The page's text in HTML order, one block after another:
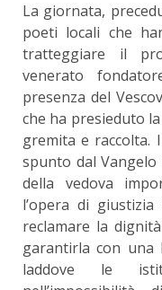
La giornata,
poeti locali che
tratteggiare il
venerato
presenza del
che ha presieduto
gremita e raccolta.
spunto dal
della vedova
l’opera di
reclamare la
garantirla con una
laddove le